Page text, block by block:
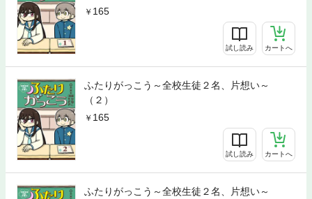
165
試し読み カートへ
ふたりがっこう～全校生徒２名、片想い～
（２）
165
試し読み カートへ
ふたりがっこう～全校生徒２名、片想い～